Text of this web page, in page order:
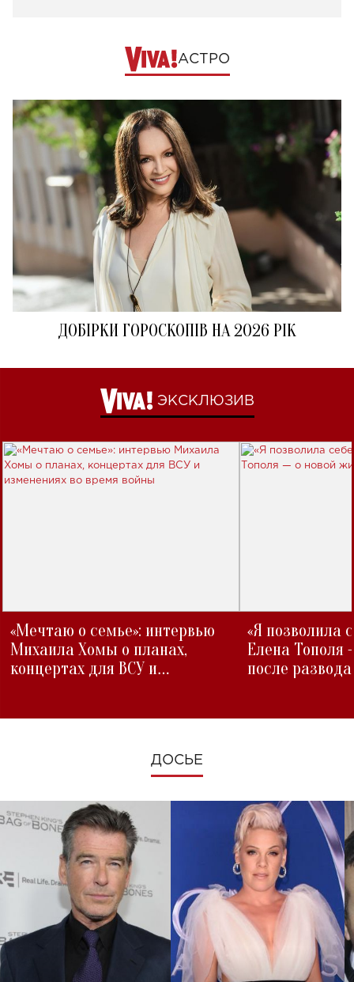
АСТРО
ДОБІРКИ ГОРОСКОПІВ НА 2026 РІК
ЭКСКЛЮЗИВ
«Мечтаю о семье»: интервью
Михаила Хомы о планах,
концертах для ВСУ и
«Я позволила
Елена Тополя
после развода
ДОСЬЕ